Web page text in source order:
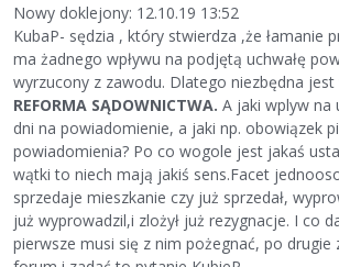
Nowy doklejony: 12.10.19 13:52
KubaP- sędzia , który stwierdza ,że łamanie
ma żadnego wpływu na podjętą uchwałę
wyrzucony z zawodu. Dlatego niezbędna
REFORMA SĄDOWNICTWA. A jaki wplyw na
dni na powiadomienie, a jaki np. obowiązek
powiadomienia? Po co wogole jest jakaś
wątki to niech mają jakiś sens.Facet
sprzedaje mieszkanie czy już sprzedał,
już wyprowadzil,i zlożył już rezygnacje. I co
pierwsze musi się z nim pożegnać, po drugie